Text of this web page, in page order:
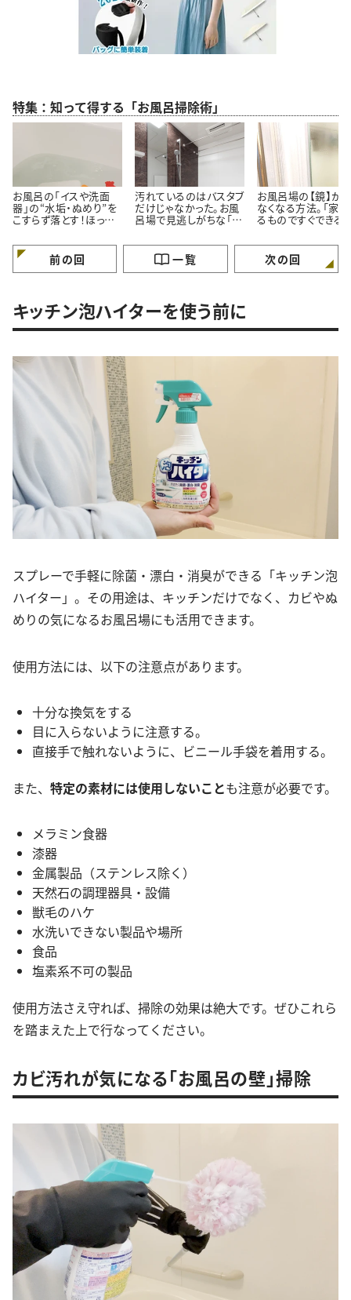
特集：知って得する「お風呂掃除術」
お風呂の「イスや洗面
器」の“水垢・ぬめり”を
こすらず落とす！ほった
汚れているのはバスタブ
だけじゃなかった。お風
呂場で見逃しがちな「意
所」とは
お風呂場の【鏡】が
なくなる方法。「家
るものですぐできる！
いんだ…」
前の回 一覧 次の回
キッチン泡ハイターを使う前に
スプレーで手軽に除菌・漂白・消臭ができる「キッチン泡
ハイター」。その用途は、キッチンだけでなく、カビやぬ
めりの気になるお風呂場にも活用できます。
使用方法には、以下の注意点があります。
十分な換気をする
目に入らないように注意する。
直接手で触れないように、ビニール手袋を着用する。
また、 特定の素材には使用しないことも注意が必要です。
メラミン食器
漆器
金属製品（ステンレス除く）
天然石の調理器具・設備
獣毛のハケ
水洗いできない製品や場所
食品
塩素系不可の製品
使用方法さえ守れば、掃除の効果は絶大です。ぜひこれら
を踏まえた上で行なってください。
カビ汚れが気になる「お風呂の壁」掃除